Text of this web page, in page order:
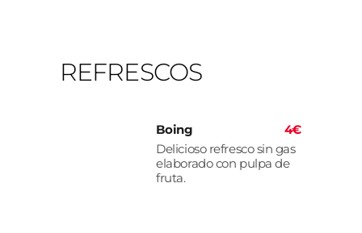
REFRESCOS
Boing
4€
Delicioso refresco sin gas
elaborado con pulpa de
fruta.